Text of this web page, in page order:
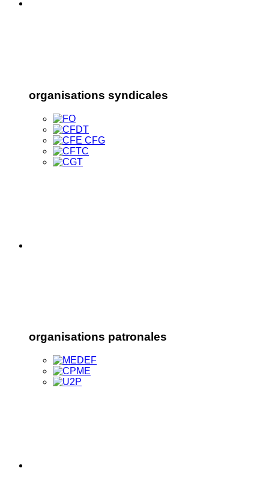
organisations syndicales
organisations patronales